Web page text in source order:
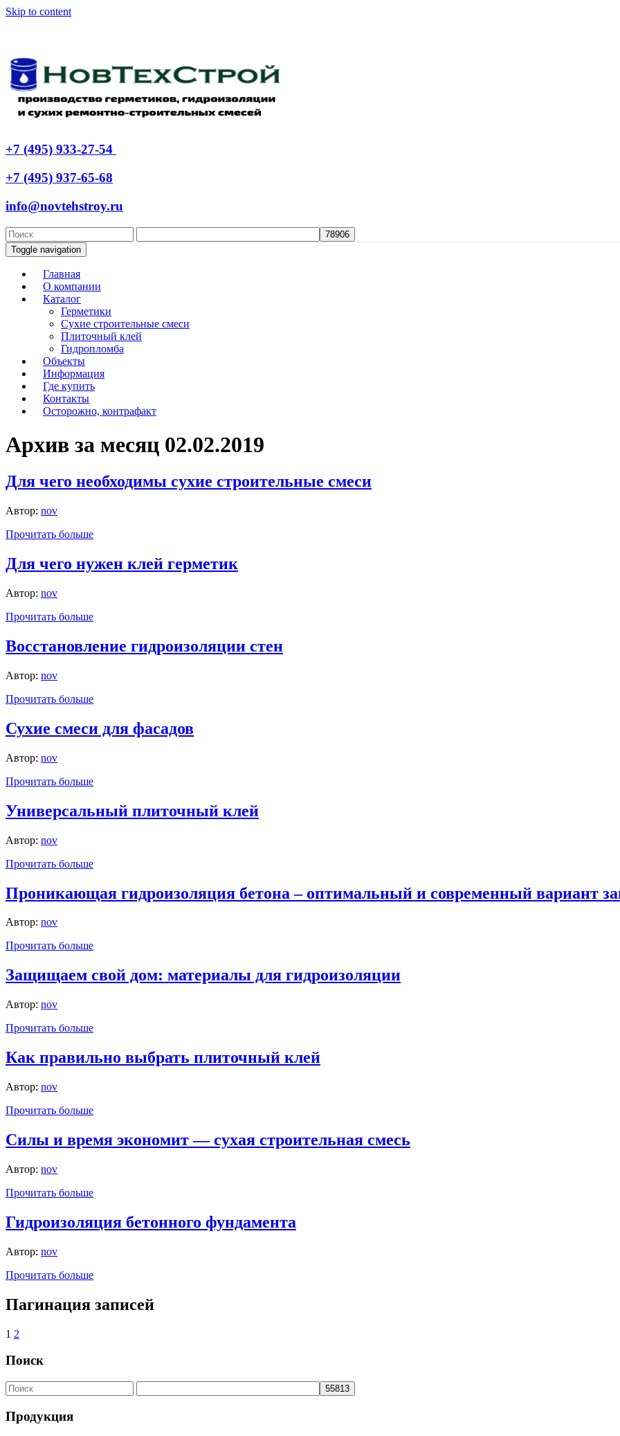
Skip to content
+7 (495) 933-27-54
+7 (495) 937-65-68
info@novtehstroy.ru
Toggle navigation
Главная
О компании
Каталог
Герметики
Сухие строительные смеси
Плиточный клей
Гидропломба
Объекты
Информация
Где купить
Контакты
Осторожно, контрафакт
Архив за месяц 02.02.2019
Для чего необходимы сухие строительные смеси
Автор: nov
Прочитать больше
Для чего нужен клей герметик
Автор: nov
Прочитать больше
Восстановление гидроизоляции стен
Автор: nov
Прочитать больше
Сухие смеси для фасадов
Автор: nov
Прочитать больше
Универсальный плиточный клей
Автор: nov
Прочитать больше
Проникающая гидроизоляция бетона – оптимальный и современный вариант
Автор: nov
Прочитать больше
Защищаем свой дом: материалы для гидроизоляции
Автор: nov
Прочитать больше
Как правильно выбрать плиточный клей
Автор: nov
Прочитать больше
Силы и время экономит — сухая строительная смесь
Автор: nov
Прочитать больше
Гидроизоляция бетонного фундамента
Автор: nov
Прочитать больше
Пагинация записей
1 2
Поиск
Продукция